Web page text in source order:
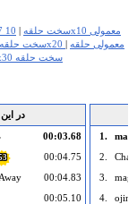
7x7 سخت حلقه | 10x10 معمولی
15x15 سخت حلقه 20x20 معمولی حلقه |
25x30 سخت حلقه
در
00:03.68
00:04.75
00:04.83
00:05.10
1.
2.
3.
4.